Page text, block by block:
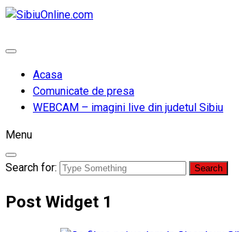
Acasa
Comunicate de presa
WEBCAM – imagini live din judetul Sibiu
Menu
Search for:
Post Widget 1